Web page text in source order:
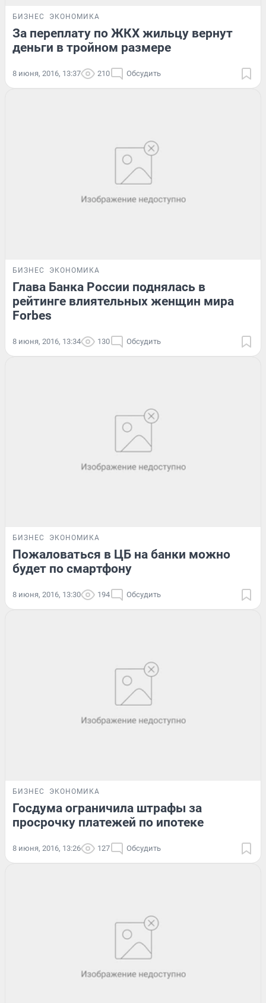
БИЗНЕС ЭКОНОМИКА
За переплату по ЖКХ жильцу вернут
деньги в тройном размере
8 июня, 2016, 13:37 210 Обсудить
БИЗНЕС ЭКОНОМИКА
Глава Банка России поднялась в
рейтинге влиятельных женщин мира
Forbes
8 июня, 2016, 13:34 130 Обсудить
БИЗНЕС ЭКОНОМИКА
Пожаловаться в ЦБ на банки можно
будет по смартфону
8 июня, 2016, 13:30 194 Обсудить
БИЗНЕС ЭКОНОМИКА
Госдума ограничила штрафы за
просрочку платежей по ипотеке
8 июня, 2016, 13:26 127 Обсудить